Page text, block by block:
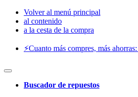
Volver al menú principal
al contenido
a la cesta de la compra
⚡️Cuanto más compres, más
Buscador de repuestos